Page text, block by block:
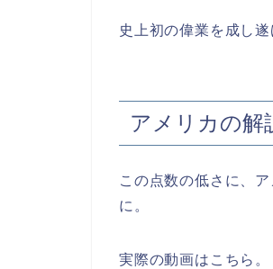
史上初の偉業を成し
アメリカの解
この点数の低さに、
に。
実際の動画はこちら。